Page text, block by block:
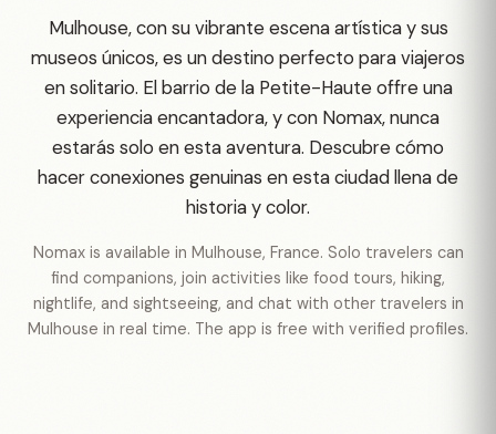
Mulhouse, con su vibrante escena artística y sus
museos únicos, es un destino perfecto para viajeros
en solitario. El barrio de la Petite-Haute offre una
experiencia encantadora, y con Nomax, nunca
estarás solo en esta aventura. Descubre cómo
hacer conexiones genuinas en esta ciudad llena de
historia y color.
Nomax is available in Mulhouse, France. Solo travelers can
find companions, join activities like food tours, hiking,
nightlife, and sightseeing, and chat with other travelers in
Mulhouse in real time. The app is free with verified profiles.